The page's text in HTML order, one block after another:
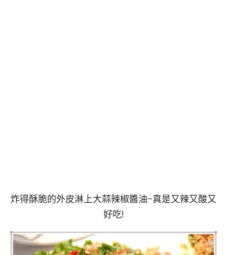
炸得酥脆的外皮淋上大蒜辣椒醬油~真是又辣又酸又
好吃!